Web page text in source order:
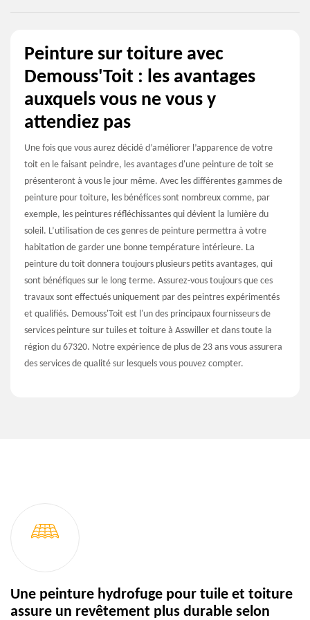
Peinture sur toiture avec
Demouss'Toit : les avantages
auxquels vous ne vous y
attendiez pas
Une fois que vous aurez décidé d’améliorer l’apparence de votre
toit en le faisant peindre, les avantages d'une peinture de toit se
présenteront à vous le jour même. Avec les différentes gammes de
peinture pour toiture, les bénéfices sont nombreux comme, par
exemple, les peintures réfléchissantes qui dévient la lumière du
soleil. L’utilisation de ces genres de peinture permettra à votre
habitation de garder une bonne température intérieure. La
peinture du toit donnera toujours plusieurs petits avantages, qui
sont bénéfiques sur le long terme. Assurez-vous toujours que ces
travaux sont effectués uniquement par des peintres expérimentés
et qualifiés. Demouss'Toit est l'un des principaux fournisseurs de
services peinture sur tuiles et toiture à Asswiller et dans toute la
région du 67320. Notre expérience de plus de 23 ans vous assurera
des services de qualité sur lesquels vous pouvez compter.
Une peinture hydrofuge pour tuile et toiture
assure un revêtement plus durable selon